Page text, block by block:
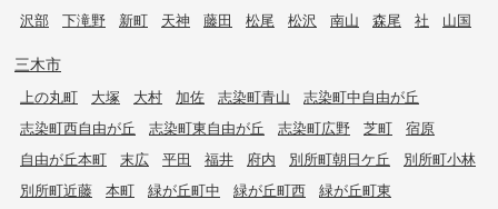
沢部
下滝野 新町 天神 藤田 松尾 松沢 南山 森尾 社 山国
三木市
上の丸町 大塚 大村 加佐 志染町青山
志染町中自由が丘
志染町西自由が丘
志染町東自由が丘 志染町広野 芝町
宿原
自由が丘本町
末広 平田 福井 府内 別所町朝日ケ丘
別所町小林
別所町近藤
本町 緑が丘町中 緑が丘町西
緑が丘町東